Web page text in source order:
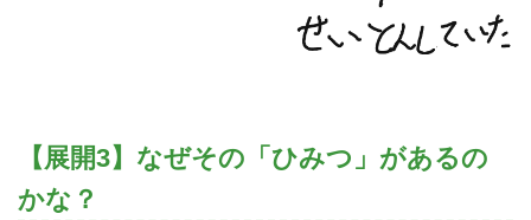
【展開3】なぜその「ひみつ」があるの
かな？